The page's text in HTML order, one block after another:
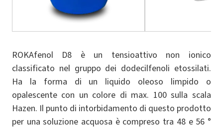
ROKAfenol D8 è un tensioattivo non ionico
classificato nel gruppo dei dodecilfenoli etossilati.
Ha la forma di un liquido oleoso limpido o
opalescente con un colore di max. 100 sulla scala
Hazen. Il punto di intorbidamento di questo prodotto
per una soluzione acquosa è compreso tra 48 e 56 °